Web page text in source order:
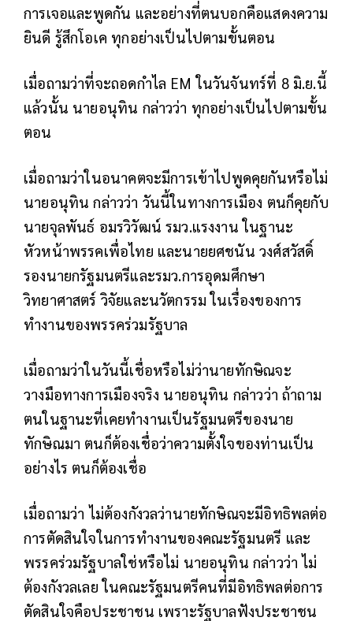
การเจอและพูดกัน และอย่างที่ตนบอกคือแสดงความ
ยินดี รู้สึกโอเค ทุกอย่างเป็นไปตามขั้นตอน
เมื่อถามว่าที่จะถอดกำไล EM ในวันจันทร์ที่ 8 มิ.ย.นี้
แล้วนั้น นายอนุทิน กล่าวว่า ทุกอย่างเป็นไปตามขั้น
ตอน
เมื่อถามว่าในอนาคตจะมีการเข้าไปพูดคุยกันหรือไม่
นายอนุทิน กล่าวว่า วันนี้ในทางการเมือง ตนก็คุยกับ
นายจุลพันธ์ อมรวิวัฒน์ รมว.แรงงาน ในฐานะ
หัวหน้าพรรคเพื่อไทย และนายยศชนัน วงศ์สวัสดิ์
รองนายกรัฐมนตรีและรมว.การอุดมศึกษา
วิทยาศาสตร์ วิจัยและนวัตกรรม ในเรื่องของการ
ทำงานของพรรคร่วมรัฐบาล
เมื่อถามว่าในวันนี้เชื่อหรือไม่ว่านายทักษิณจะ
วางมือทางการเมืองจริง นายอนุทิน กล่าวว่า ถ้าถาม
ตนในฐานะที่เคยทำงานเป็นรัฐมนตรีของนาย
ทักษิณมา ตนก็ต้องเชื่อว่าความตั้งใจของท่านเป็น
อย่างไร ตนก็ต้องเชื่อ
เมื่อถามว่า ไม่ต้องกังวลว่านายทักษิณจะมีอิทธิพลต่อ
การตัดสินใจในการทำงานของคณะรัฐมนตรี และ
พรรคร่วมรัฐบาลใช่หรือไม่ นายอนุทิน กล่าวว่า ไม่
ต้องกังวลเลย ในคณะรัฐมนตรีคนที่มีอิทธิพลต่อการ
ตัดสินใจคือประชาชน เพราะรัฐบาลฟังประชาชน